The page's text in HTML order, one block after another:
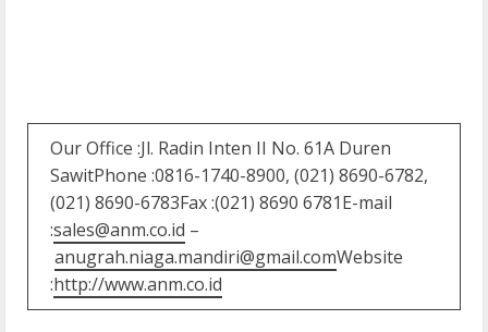
Our Office :Jl. Radin Inten II No. 61A Duren
SawitPhone :0816-1740-8900, (021) 8690-6782,
(021) 8690-6783Fax :(021) 8690 6781E-mail
:sales@anm.co.id –
anugrah.niaga.mandiri@gmail.comWebsite
:http://www.anm.co.id